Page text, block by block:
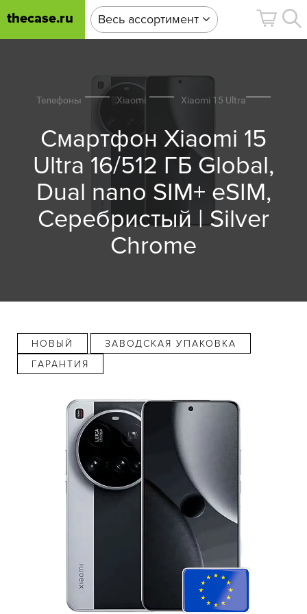
thecase.ru Весь ассортимент
Телефоны Xiaomi Xiaomi 15 Ultra
Смартфон Xiaomi 15
Ultra 16/512 ГБ Global,
Dual nano SIM+ eSIM,
Серебристый | Silver
Chrome
НОВЫЙ
ЗАВОДСКАЯ УПАКОВКА
ГАРАНТИЯ